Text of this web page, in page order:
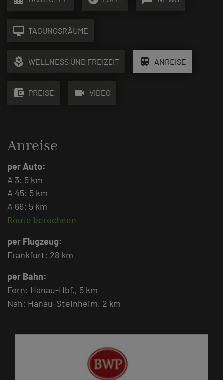
desktop_mac TAGUNGSRÄUME
local_florist WELLNESS UND FREIZEIT train ANREISE
account_balance_wallet PREISE videocam VIDEO
Anreise
per Auto:
A 3: 5 km
A 45: 5 km
A 66: 5 km
Route berechnen
per Flugzeug:
Frankfurt: 28 km
per Bahn:
Fern: Hanau-Hbf., 5 km
Nah: Hanau-Steinheim, 2 km